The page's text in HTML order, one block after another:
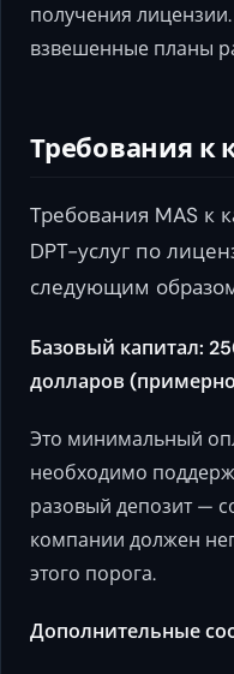
получения лицензии.
взвешенные планы
Требования к
Требования MAS к
DPT-услуг по
следующим
Базовый капитал:
долларов
Это минимальный
необходимо
разовый депозит —
компании должен
этого порога.
Дополнительные